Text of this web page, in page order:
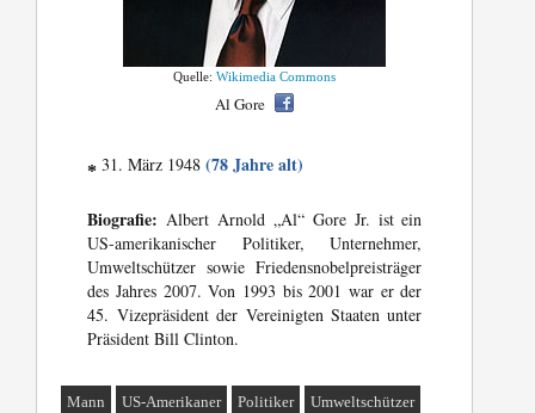
Quelle:Wikimedia Commons
Al Gore
* 31. März 1948(78 Jahre alt)
Biografie: Albert Arnold „Al“ Gore Jr. ist ein
US-amerikanischer Politiker, Unternehmer,
Umweltschützer sowie Friedensnobelpreisträger
des Jahres 2007. Von 1993 bis 2001 war er der
45. Vizepräsident der Vereinigten Staaten unter
Präsident Bill Clinton.
Mann US-Amerikaner Politiker Umweltschützer